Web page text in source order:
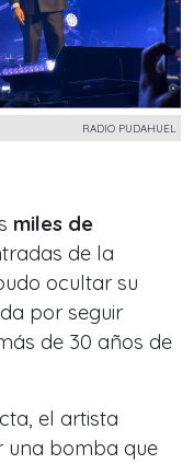
RADIO PUDAHUEL
miles de
de la
ocultar su
por seguir
de 30 años de
el artista
una bomba que